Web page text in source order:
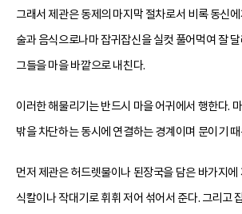
그래서 제관은 동제의 마지막 절차로서 비록 동신에
술과 음식으로나마 잡귀잡신을 실컷 풀어먹여 잘
그들을 마을 바깥으로 내친다.
이러한 해물리기는 반드시 마을 어귀에서 행한다.
밖을 차단하는 동시에 연결하는 경계이며 문이기
먼저 제관은 허드렛물이나 된장국을 담은 바가지에
식칼이나 작대기로 휘휘 저어 섞어서 준다. 그리고